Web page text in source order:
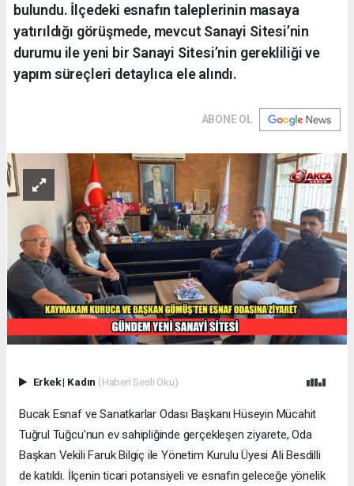
bulundu. İlçedeki esnafın taleplerinin masaya
yatırıldığı görüşmede, mevcut Sanayi Sitesi’nin
durumu ile yeni bir Sanayi Sitesi’nin gerekliliği ve
yapım süreçleri detaylıca ele alındı.
ABONE OL
Erkek| Kadın (Haberi Sesli Oku)
Bucak Esnaf ve Sanatkarlar Odası Başkanı Hüseyin Mücahit
Tuğrul Tuğcu’nun ev sahipliğinde gerçekleşen ziyarete, Oda
Başkan Vekili Faruk Bilgiç ile Yönetim Kurulu Üyesi Ali Besdilli
de katıldı. İlçenin ticari potansiyeli ve esnafın geleceğe yönelik